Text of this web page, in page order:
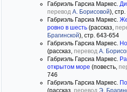
Габриэль Гарсиа Маркес.
перевод А. Борисовой),
Габриэль Гарсиа Маркес.
ровно в шесть (рассказ,
Брагинской), стр. 643-654
Габриэль Гарсиа Маркес.
(рассказ, перевод А.
Габриэль Гарсиа Маркес.
открытом море (повесть,
746
Габриэль Гарсиа Маркес.
(рассказ, перевод Э.